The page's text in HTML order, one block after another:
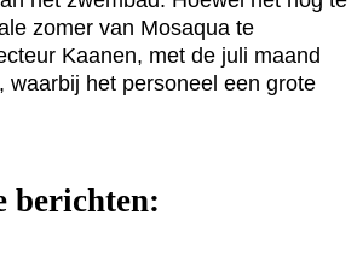
zomer van Mosaqua te
Kaanen, met de juli maand
waarbij het personeel een grote
berichten: